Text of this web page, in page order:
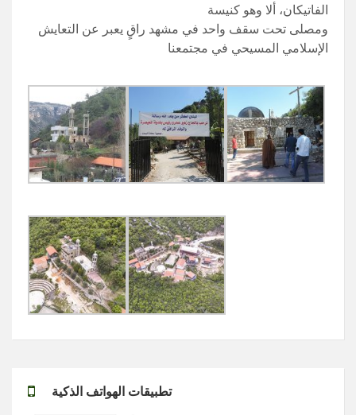
الفاتيكان، ألا وهو كنيسة
ومصلى تحت سقف واحد في مشهد راقٍ يعبر عن التعايش
الإسلامي المسيحي في مجتمعنا
تطبيقات الهواتف الذكية